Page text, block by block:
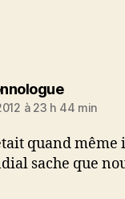
dit :
à 23 h 44 min
quand
sache que